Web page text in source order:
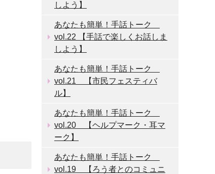
しよう】
あなたも簡単！手話トーク
vol.22 【手話で楽しくお話しま
しよう】
あなたも簡単！手話トーク
vol.21 【市民フェスティバ
ル】
あなたも簡単！手話トーク
vol.20 【ヘルプマーク・耳マ
ーク】
あなたも簡単！手話トーク
vol.19 【ろう者とのコミュニ